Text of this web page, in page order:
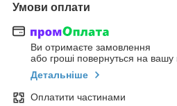
Умови оплати
Ви отримаєте замовлення
або гроші повернуться на вашу
Детальніше
Оплатити частинами